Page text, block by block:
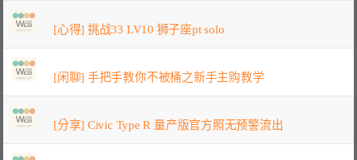
[心得] 挑战33 LV10 狮子座pt solo
[闲聊] 手把手教你不被桶之新手主购教学
[分享] Civic Type R 量产版官方照无预警流出